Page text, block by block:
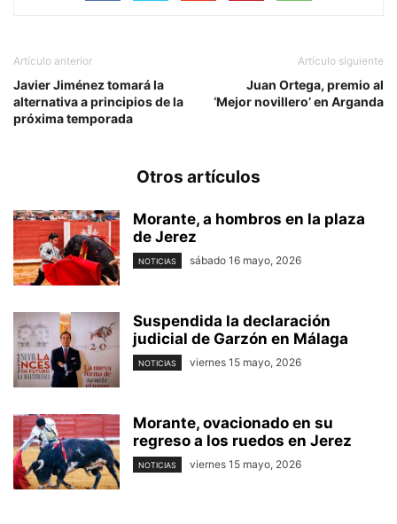
Artículo anterior
Javier Jiménez tomará la
alternativa a principios de la
próxima temporada
Artículo siguiente
Juan Ortega, premio al
‘Mejor novillero’ en Arganda
Otros artículos
Morante, a hombros en la plaza
de Jerez
NOTICIAS sábado 16 mayo, 2026
Suspendida la declaración
judicial de Garzón en Málaga
NOTICIAS viernes 15 mayo, 2026
Morante, ovacionado en su
regreso a los ruedos en Jerez
NOTICIAS viernes 15 mayo, 2026